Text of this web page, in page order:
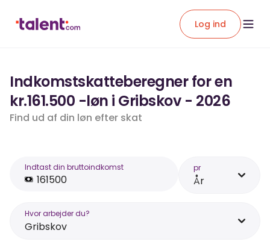
Log ind
Indkomstskatteberegner for en
kr.161.500 -løn i Gribskov - 2026
Find ud af din løn efter skat
Indtast din bruttoindkomst pr
År
Hvor arbejder du?
Gribskov